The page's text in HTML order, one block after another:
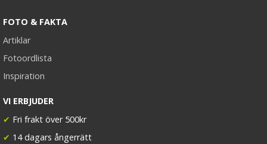
FOTO & FAKTA
Artiklar
Fotoordlista
Inspiration
VI ERBJUDER
✔ Fri frakt över 500kr
✔ 14 dagars ångerrätt